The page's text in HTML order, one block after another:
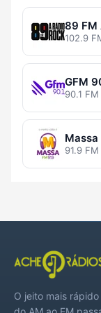
89 FM
102.9
GFM
90.1
91.9
O jeito mais